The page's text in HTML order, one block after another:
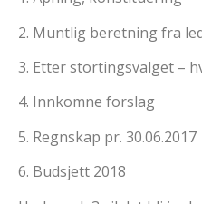
2. Muntlig beretning fra
3. Etter stortingsvalget –
4. Innkomne forslag
5. Regnskap pr. 30.06.2017
6. Budsjett 2018